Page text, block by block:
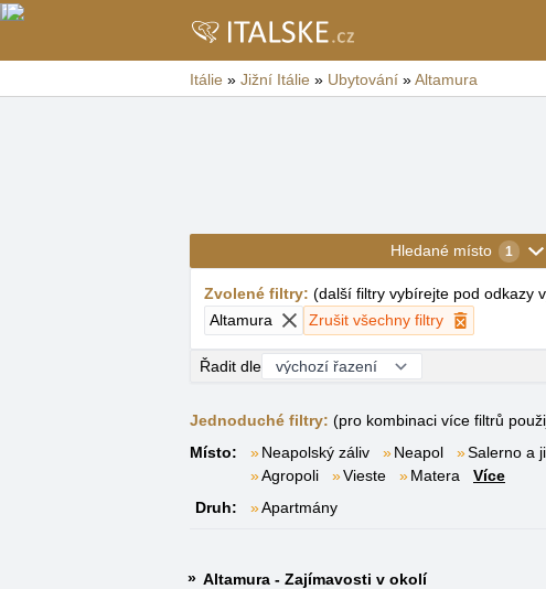
Itálie » Jižní Itálie » Ubytování »Altamura
Hledané místo 1
Zvolené filtry: (další filtry vybírejte pod odkazy
Altamura
Zrušit všechny filtry
Řadit dle
Jednoduché filtry: (pro kombinaci více filtrů
Místo:
Neapolský záliv Neapol Salerno a
Agropoli
Vieste Matera
Více
Druh:
Apartmány
Altamura - Zajímavosti v okolí